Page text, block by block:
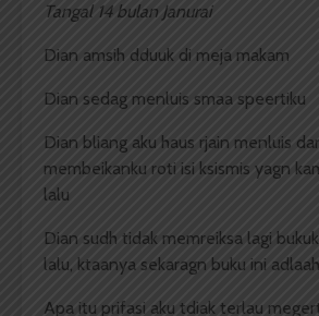
Tangal 14 bulan Janurai
Dian amsih dduuk di meja makam
Dian sedag menluis smaa speertiku
Dian bliang aku haus rjain menluis
membeikanku roti isi ksismis yagn
lalu
Dian sudh tidak memreiksa lagi
lalu, ktaanya sekaragn buku ini
Apa itu prifasi aku tdiak terlau